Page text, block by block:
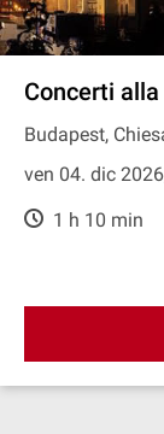
Concerti
Budapest,
ven 04. dic
1 h 10 min